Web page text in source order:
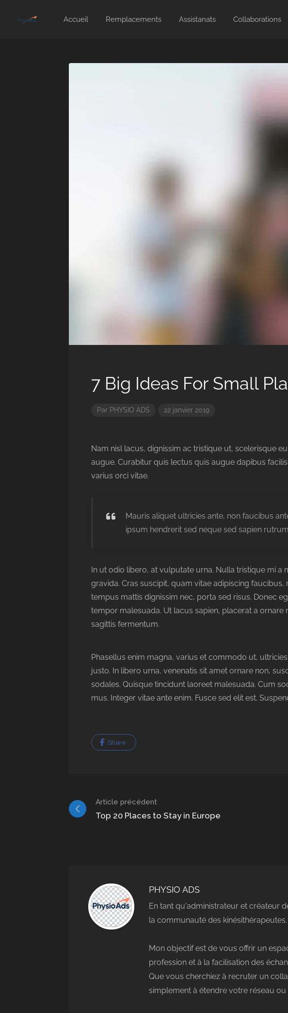
Accueil Remplacements Assistanats Collaborations
7 Big Ideas For Small
Par PHYSIO ADS 22 janvier 2019
Nam nisl lacus, dignissim ac tristique ut, scelerisque
augue. Curabitur quis lectus quis augue dapibus
varius orci vitae.
Mauris aliquet ultricies ante, non faucibus
ipsum hendrerit sed neque sed sapien
In ut odio libero, at vulputate urna. Nulla tristique mi
gravida. Cras suscipit, quam vitae adipiscing
tempus mattis dignissim nec, porta sed risus. Donec
tempor malesuada. Ut lacus sapien, placerat a
sagittis fermentum.
Phasellus enim magna, varius et commodo ut,
justo. In libero urna, venenatis sit amet ornare non,
sodales. Quisque tincidunt laoreet malesuada. Cum
mus. Integer vitae ante enim. Fusce sed elit est.
Share
Navigation
dans
Article précédent
Top 20 Places to Stay in Europe
PHYSIO ADS
En tant qu'administrateur et créateur
la communauté des kinésithérapeutes.
Mon objectif est de vous offrir un
profession et à la facilisation des
Que vous cherchiez à recruter un
simplement à étendre votre réseau